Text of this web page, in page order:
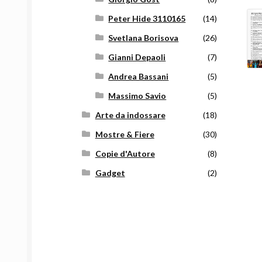
Peter Hide 3110165
(14)
Svetlana Borisova
(26)
Gianni Depaoli
(7)
Andrea Bassani
(5)
Massimo Savio
(5)
Arte da indossare
(18)
Mostre & Fiere
(30)
Copie d'Autore
(8)
Gadget
(2)